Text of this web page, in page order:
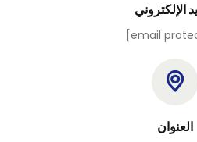
الإلكتروني
العنوان